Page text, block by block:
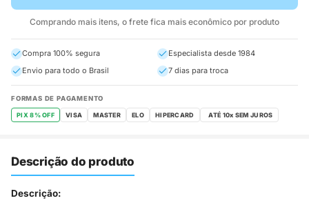
Comprando mais itens, o frete fica mais econômico por produto
Compra 100% segura
Especialista desde 1984
Envio para todo o Brasil
7 dias para troca
FORMAS DE PAGAMENTO
PIX 8% OFF VISA MASTER ELO HIPERCARD
Descrição do produto
Descrição: